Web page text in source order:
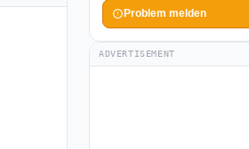
Problem melden
ADVERTISEMENT